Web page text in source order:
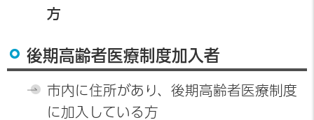
方
後期高齢者医療制度加入者
市内に住所があり、後期高齢者医療制度
に加入している方